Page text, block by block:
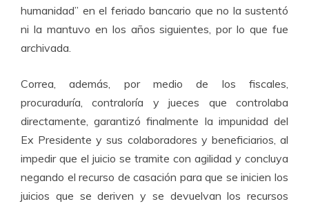
humanidad” en el feriado bancario que no la sustentó
ni la mantuvo en los años siguientes, por lo que fue
archivada.
Correa, además, por medio de los fiscales,
procuraduría, contraloría y jueces que controlaba
directamente, garantizó finalmente la impunidad del
Ex Presidente y sus colaboradores y beneficiarios, al
impedir que el juicio se tramite con agilidad y concluya
negando el recurso de casación para que se inicien los
juicios que se deriven y se devuelvan los recursos